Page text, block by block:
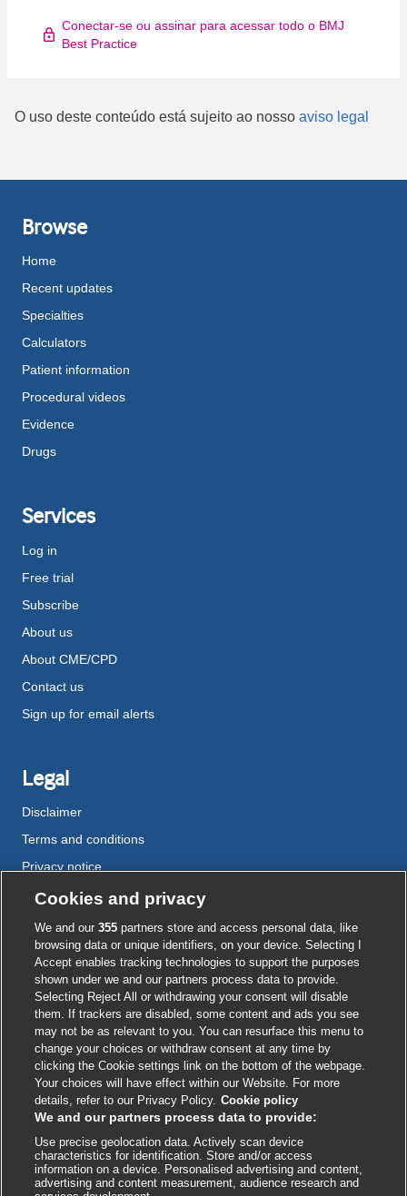
Conectar-se ou assinar para acessar todo o BMJ
Best Practice
O uso deste conteúdo está sujeito ao nosso aviso legal
Browse
Home
Recent updates
Specialties
Calculators
Patient information
Procedural videos
Evidence
Drugs
Services
Log in
Free trial
Subscribe
About us
About CME/CPD
Contact us
Sign up for email alerts
Legal
Disclaimer
Terms and conditions
Privacy notice
Cookie policy
Accessibility
External
link
opens
in
a
new
window
External
link
opens
in
a
new
window
External
link
opens
in
a
new
window
External
link
opens
in
a
new
window
External
link
opens
in
a
new
window
© BMJ Publishing Group 2026
ISSN 2515-9615
Cookies and privacy
We and our355 partners store and access personal data, like
browsing data or unique identifiers, on your device. Selecting I
Accept enables tracking technologies to support the purposes
shown under we and our partners process data to provide.
Selecting Reject All or withdrawing your consent will disable
them. If trackers are disabled, some content and ads you see
may not be as relevant to you. You can resurface this menu to
change your choices or withdraw consent at any time by
clicking the Cookie settings link on the bottom of the webpage.
Your choices will have effect within our Website. For more
details, refer to our Privacy Policy. Cookie policy
We and our partners process data to provide:
Use precise geolocation data. Actively scan device
characteristics for identification. Store and/or access
information on a device. Personalised advertising and content,
advertising and content measurement, audience research and